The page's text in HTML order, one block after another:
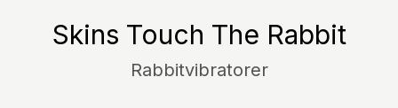
Skins Touch The Rabbit
Rabbitvibratorer